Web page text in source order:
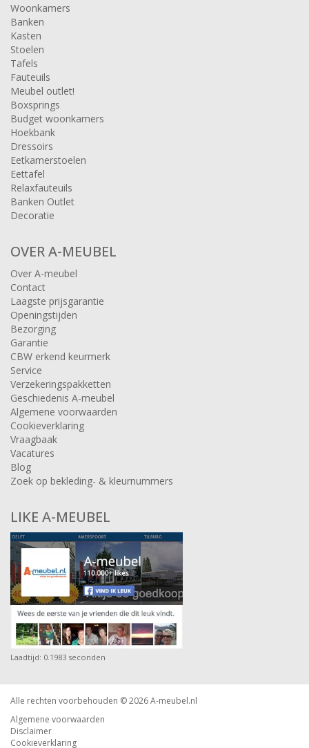
Woonkamers
Banken
Kasten
Stoelen
Tafels
Fauteuils
Meubel outlet!
Boxsprings
Budget woonkamers
Hoekbank
Dressoirs
Eetkamerstoelen
Eettafel
Relaxfauteuils
Banken Outlet
Decoratie
OVER A-MEUBEL
Over A-meubel
Contact
Laagste prijsgarantie
Openingstijden
Bezorging
Garantie
CBW erkend keurmerk
Service
Verzekeringspakketten
Geschiedenis A-meubel
Algemene voorwaarden
Cookieverklaring
Vraagbaak
Vacatures
Blog
Zoek op bekleding- & kleurnummers
LIKE A-MEUBEL
Laadtijd: 0.1983 seconden
Alle rechten voorbehouden © 2026A-meubel.nl
Algemene voorwaarden
Disclaimer
Cookieverklaring